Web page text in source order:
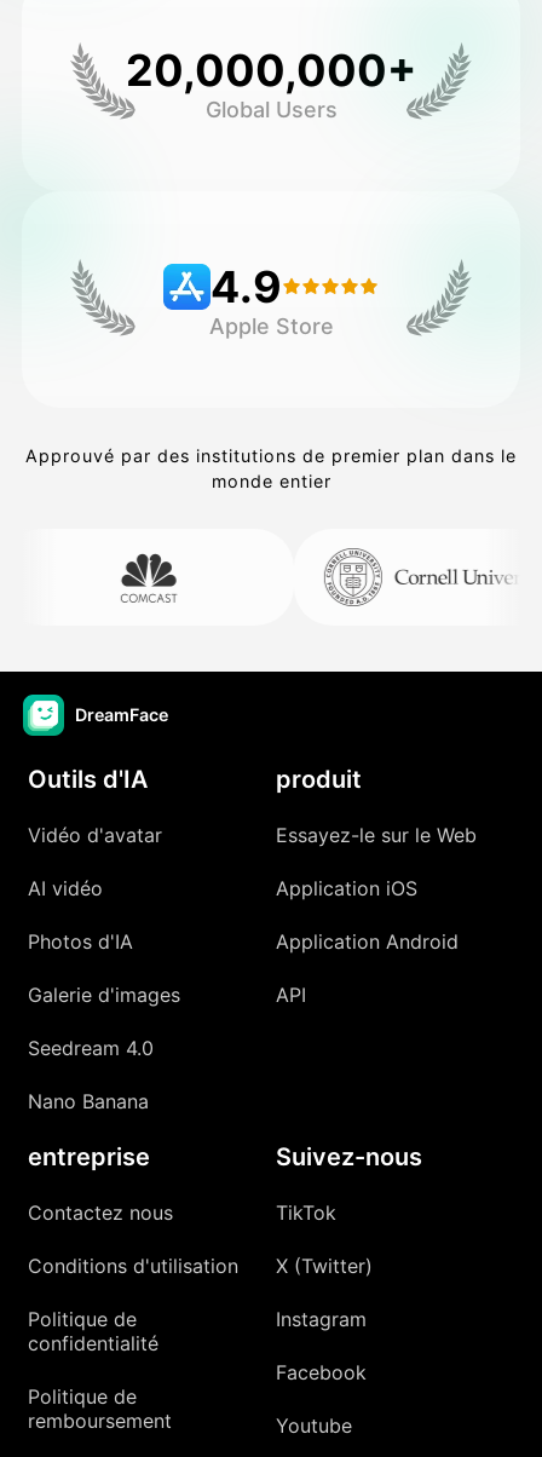
20,000,000+
Global Users
4.9
Apple Store
Approuvé par des institutions de premier plan dans le
monde entier
DreamFace
Outils d'IA
Vidéo d'avatar
AI vidéo
Photos d'IA
Galerie d'images
Seedream 4.0
Nano Banana
produit
Essayez-le sur le Web
Application iOS
Application Android
API
entreprise
Contactez nous
Conditions d'utilisation
Politique de
confidentialité
Politique de
remboursement
Suivez-nous
TikTok
X (Twitter)
Instagram
Facebook
Youtube